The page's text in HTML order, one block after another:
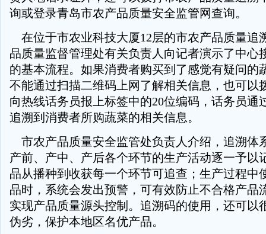
询或登录青岛市农产品质量安全监管网查询。
在位于市农业科技大厦12层的市农产品质量追
品质量监督管理处有关负责人向记者演示了中心
的基本流程。如果消费者购买到了感觉有疑问的
不能通过扫描二维码上网了解相关信息，也可以
向热线话务员报上标签中的20位编码，话务员通
追溯到消费者所购蔬菜的相关信息。
市农产品质量安全监管处负责人介绍，追溯体
产前、产中、产后各个环节的生产活动逐一予以
品从播种到收获每一个环节可追查；生产过程中
品时，系统会发出预警，可有效防止不合格产品
实现产品质量源头控制。追溯码的使用，还可以
伪劣，保护本地区名优产品。